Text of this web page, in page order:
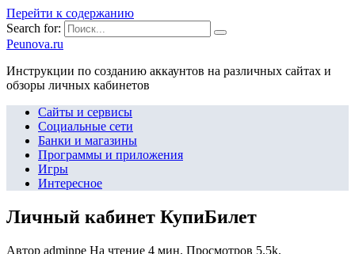
Перейти к содержанию
Search for:
Peunova.ru
Инструкции по созданию аккаунтов на различных сайтах и
обзоры личных кабинетов
Сайты и сервисы
Социальные сети
Банки и магазины
Программы и приложения
Игры
Интересное
Личный кабинет КупиБилет
Автор adminpe На чтение 4 мин. Просмотров 5.5k.